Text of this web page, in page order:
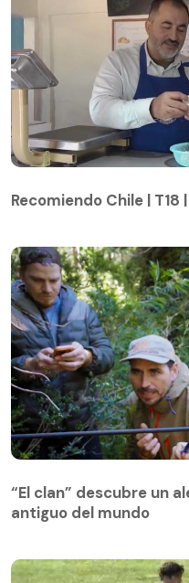
Recomiendo Chile |
“El clan” descubre un
antiguo del mundo